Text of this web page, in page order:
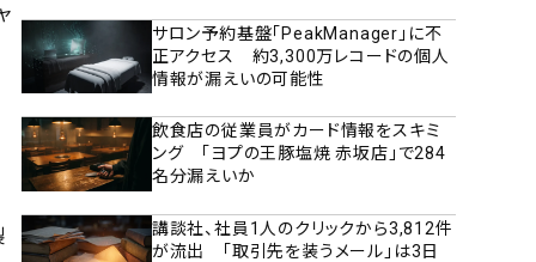
サロン予約基盤「PeakManager」に不
正アクセス 約3,300万レコードの個人
情報が漏えいの可能性
飲食店の従業員がカード情報をスキミ
ング 「ヨプの王豚塩焼 赤坂店」で284
名分漏えいか
講談社、社員1人のクリックから3,812件
が流出 「取引先を装うメール」は3日